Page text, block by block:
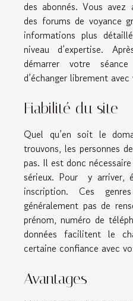
des abonnés. Vous avez
des forums de voyance
informations plus
niveau d’expertise.
démarrer votre
d’échanger librement
Fiabilité du site
Quel qu’en soit le
trouvons, les personnes
pas. Il est donc
sérieux. Pour y arriver,
inscription. Ces
généralement pas de
prénom, numéro de
données facilitent le
certaine confiance avec
Avantages